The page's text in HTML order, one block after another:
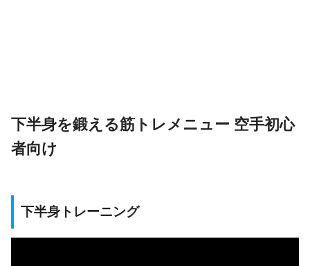
下半身を鍛える筋トレメニュー 空手初心
者向け
下半身トレーニング